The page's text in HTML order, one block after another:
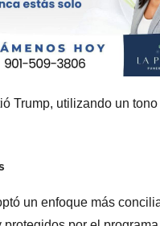
Trump, utilizando un
un enfoque más